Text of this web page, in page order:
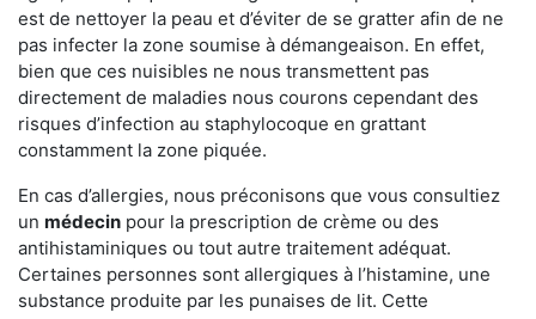
est de nettoyer la peau et d’éviter de se gratter afin de ne
pas infecter la zone soumise à démangeaison. En effet,
bien que ces nuisibles ne nous transmettent pas
directement de maladies nous courons cependant des
risques d’infection au staphylocoque en grattant
constamment la zone piquée.
En cas d’allergies, nous préconisons que vous consultiez
un médecin pour la prescription de crème ou des
antihistaminiques ou tout autre traitement adéquat.
Certaines personnes sont allergiques à l’histamine, une
substance produite par les punaises de lit. Cette